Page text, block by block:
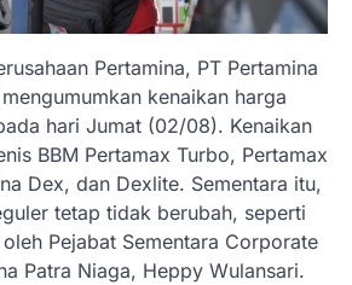
Pertamina, PT Pertamina
kenaikan harga
hari Jumat (02/08). Kenaikan
BBM Pertamax Turbo, Pertamax
Dex, dan Dexlite. Sementara itu,
tetap tidak berubah, seperti
Pejabat Sementara Corporate
Patra Niaga, Heppy Wulansari.